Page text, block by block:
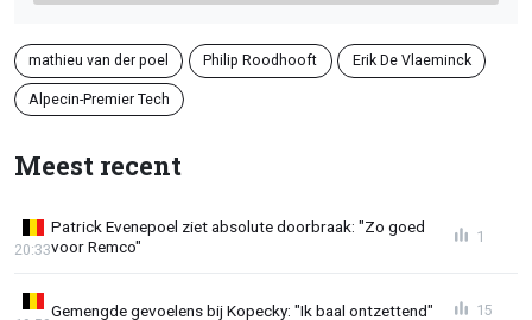
mathieu van der poel Philip Roodhooft Erik De Vlaeminck
Alpecin-Premier Tech
Meest recent
Patrick Evenepoel ziet absolute doorbraak: "Zo goed
voor Remco"
20:33
1
Gemengde gevoelens bij Kopecky: "Ik baal ontzettend" 15